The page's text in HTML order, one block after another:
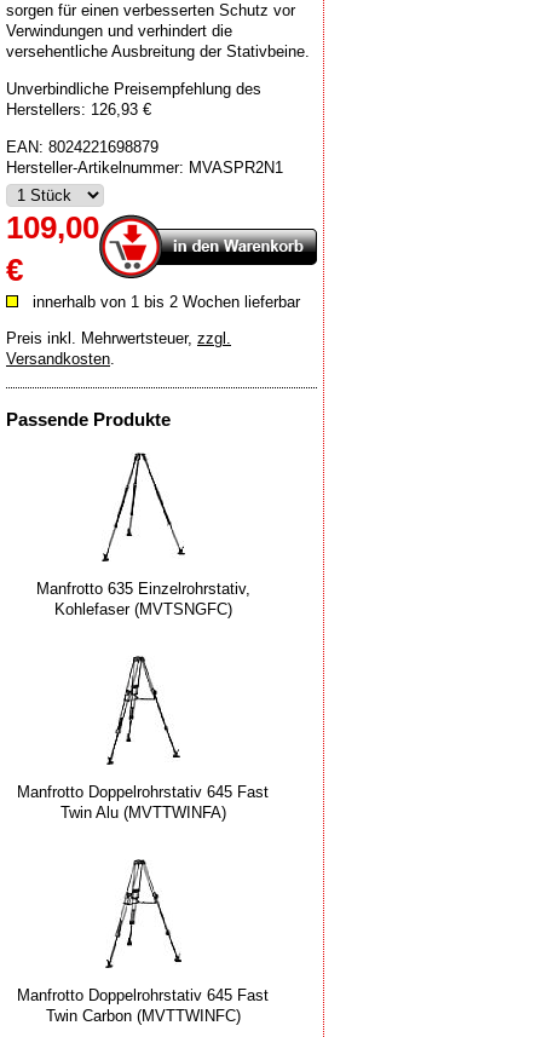
sorgen für einen verbesserten Schutz vor
Verwindungen und verhindert die
versehentliche Ausbreitung der Stativbeine.
Unverbindliche Preisempfehlung des
Herstellers: 126,93 €
EAN: 8024221698879
Hersteller-Artikelnummer: MVASPR2N1
109,00
€
innerhalb von 1 bis 2 Wochen lieferbar
Preis inkl. Mehrwertsteuer, zzgl.
Versandkosten
Passende Produkte
Manfrotto 635 Einzelrohrstativ,
Kohlefaser (MVTSNGFC)
Manfrotto Doppelrohrstativ 645 Fast
Twin Alu (MVTTWINFA)
Manfrotto Doppelrohrstativ 645 Fast
Twin Carbon (MVTTWINFC)